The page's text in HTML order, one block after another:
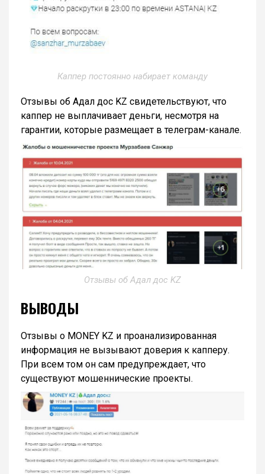
Каппер постоянно набирает команду
Отзывы об Адал дос KZ свидетельствуют, что
каппер не выплачивает деньги, несмотря на
гарантии, которые размещает в телеграм-канале.
Отзывы об Адал дос KZ
ВЫВОДЫ
Отзывы о MONEY KZ и проанализированная
информация не вызывают доверия к капперу.
При всем том он сам предупреждает, что
существуют мошеннические проекты.